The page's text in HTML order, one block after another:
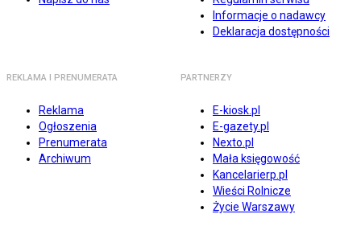
Informacje o nadawcy
Deklaracja dostępności
REKLAMA I PRENUMERATA
Reklama
Ogłoszenia
Prenumerata
Archiwum
PARTNERZY
E-kiosk.pl
E-gazety.pl
Nexto.pl
Mała księgowość
Kancelarierp.pl
Wieści Rolnicze
Życie Warszawy